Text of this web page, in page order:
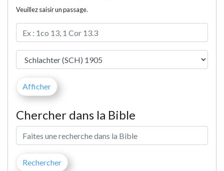
Veuillez saisir un passage.
Chercher dans la Bible